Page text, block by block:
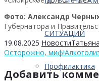
СИТУАЦИЙ
Профилактика
Фото: Александр
Губернатора и
19.08.2025 Новости
Осторожно, миф!
Добавить